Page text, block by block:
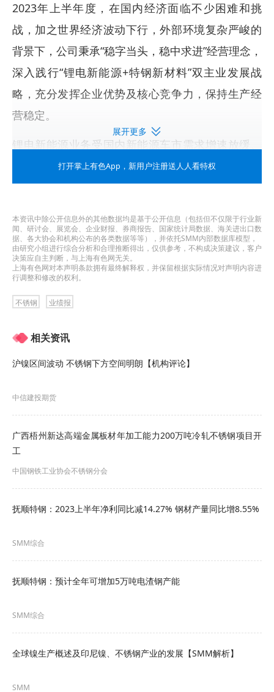
2023年上半年度，在国内经济面临不少困难和挑
战，加之世界经济波动下行，外部环境复杂严峻的
背景下，公司秉承“稳字当头，稳中求进”经营理念，
深入践行“锂电新能源+特钢新材料”双主业发展战
略，充分发挥企业优势及核心竞争力，保持生产经
营稳定。
锂电新能源业务受国内新能源车市需求增速放缓、
下游产业链消化库存等不利因素影响，碳酸锂价格
出现大幅波动，公司充分发挥产能提升产量，并积
量，保持产销两旺。报告期内，公司实现碳酸锂销
量12,842吨，同比增74.01%；实现营业收入
304,679.05万元，同比增0.85%；归属于上市公司
股东净利润170,269.05万元，同比降19.00%。
电、光伏产业等政策方向，调整产品结构、优化棒
线材产品比例，强化企业发展韧性，盈利能力提升
360,878.53万元，同比增6.36%，归属于上市公司
股东净利润20,099.72万元，同比增24.56%。
展开更多
打开掌上有色App ，新用户注册送人人看特权
本资讯中除公开信息外的其他数据均是基于公开信息（包括但不仅限于行业新
闻、研讨会、展览会、企业财报、券商报告、国家统计局数据、海关进出口数
据、各大协会和机构公布的各类数据等等），并依托SMM内部数据库模型，
由研究小组进行综合分析和合理推断得出，仅供参考，不构成决策建议，客户
决策应自主判断，与上海有色网无关。
上海有色网对本声明条款拥有最终解释权，并保留根据实际情况对声明内容进
行调整和修改的权利。
不锈钢 业绩报
相关资讯
沪镍区间波动 不锈钢下方空间明朗【机构评论】
中信建投期货
广西梧州新达高端金属板材年加工能力200万吨冷轧不锈钢项目开
工
中国钢铁工业协会不锈钢分会
抚顺特钢：2023上半年净利同比减14.27% 钢材产量同比增8.55%
SMM综合
抚顺特钢：预计全年可增加5万吨电渣钢产能
SMM综合
全球镍生产概述及印尼镍、不锈钢产业的发展【SMM解析】
SMM